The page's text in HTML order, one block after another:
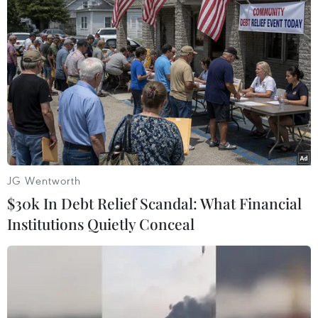
Theo dõi VietnamPlus
TIN CÙNG CHUYÊN MỤC
Đội K93 quy tập được 11 bộ hài cốt liệt
sỹ trên địa bàn An Giang
JG Wentworth
$30k In Debt Relief Scandal: What Financial
Institutions Quietly Conceal